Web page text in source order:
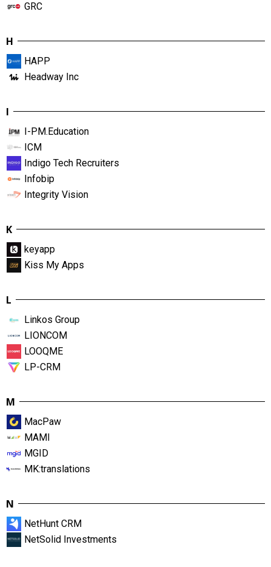
GRC
H
HAPP
Headway Inc
I
I-PM.Education
ICM
Indigo Tech Recruiters
Infobip
Integrity Vision
K
keyapp
Kiss My Apps
L
Linkos Group
LIONCOM
LOOQME
LP-CRM
M
MacPaw
MAMI
MGID
MK:translations
N
NetHunt CRM
NetSolid Investments